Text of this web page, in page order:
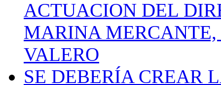
ACTUACION DEL
MARINA
VALERO
SE DEBERÍA CREAR